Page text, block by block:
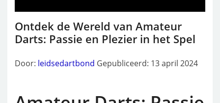
Ontdek de Wereld van Amateur
Darts: Passie en Plezier in het Spel
Door: leidsedartbond Gepubliceerd: 13 april 2024